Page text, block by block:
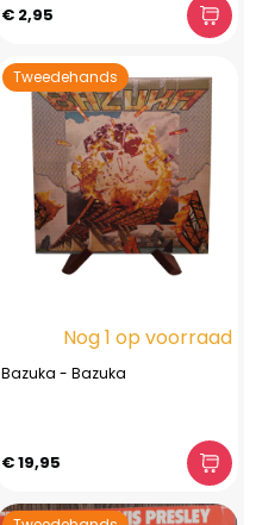
€ 2,95
Tweedehands
Nog 1 op voorraad
Bazuka - Bazuka
€ 19,95